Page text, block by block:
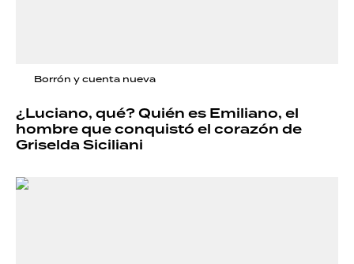
Borrón y cuenta nueva
¿Luciano, qué? Quién es Emiliano, el
hombre que conquistó el corazón de
Griselda Siciliani